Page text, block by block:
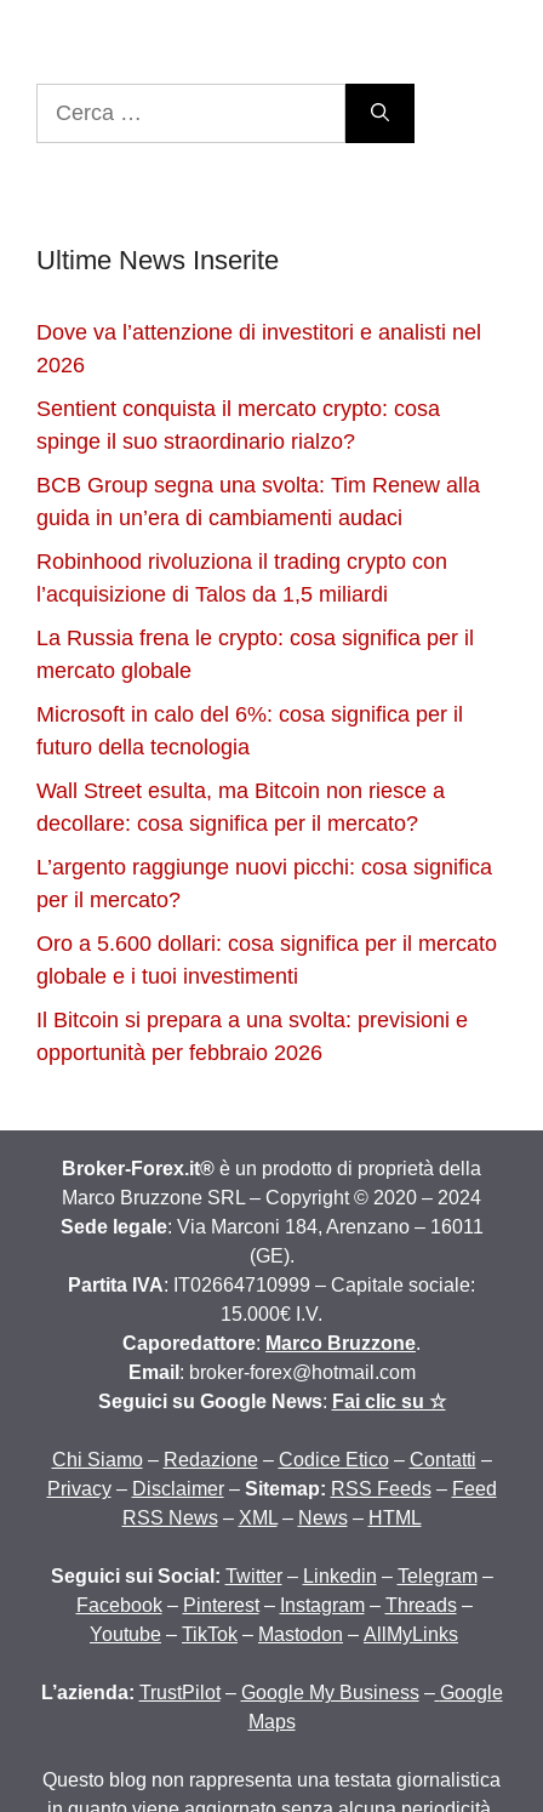
Ultime News Inserite
Dove va l’attenzione di investitori e analisti nel
2026
Sentient conquista il mercato crypto: cosa
spinge il suo straordinario rialzo?
BCB Group segna una svolta: Tim Renew alla
guida in un’era di cambiamenti audaci
Robinhood rivoluziona il trading crypto con
l’acquisizione di Talos da 1,5 miliardi
La Russia frena le crypto: cosa significa per il
mercato globale
Microsoft in calo del 6%: cosa significa per il
futuro della tecnologia
Wall Street esulta, ma Bitcoin non riesce a
decollare: cosa significa per il mercato?
L’argento raggiunge nuovi picchi: cosa significa
per il mercato?
Oro a 5.600 dollari: cosa significa per il mercato
globale e i tuoi investimenti
Il Bitcoin si prepara a una svolta: previsioni e
opportunità per febbraio 2026
Broker-Forex.it® è un prodotto di proprietà della
Marco Bruzzone SRL – Copyright © 2020 – 2024
Sede legale: Via Marconi 184, Arenzano – 16011
(GE).
Partita IVA: IT02664710999 – Capitale sociale:
15.000€ I.V.
Caporedattore: Marco Bruzzone.
Email : broker-forex@hotmail.com
Seguici su Google News: Fai clic su ☆
Chi Siamo– Redazione– Codice Etico– Contatti –
Privacy– Disclaimer– Sitemap: RSS Feeds– Feed
RSS News– XML– News– HTML
Seguici sui Social: Twitter– Linkedin – Telegram–
Facebook– Pinterest– Instagram– Threads–
Youtube – TikTok – Mastodon – AllMyLinks
L’azienda: TrustPilot– Google My Business– Google
Maps
Questo blog non rappresenta una testata giornalistica